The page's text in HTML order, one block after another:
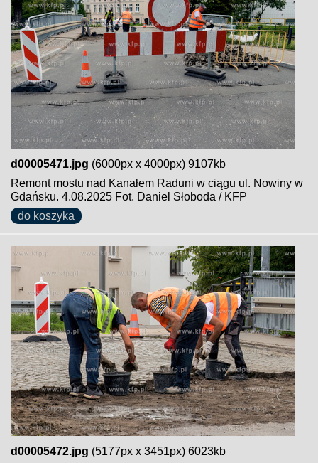
d00005471.jpg (6000px x 4000px) 9107kb
Remont mostu nad Kanałem Raduni w ciągu ul. Nowiny w
Gdańsku. 4.08.2025 Fot. Daniel Słoboda / KFP
do koszyka
d00005472.jpg (5177px x 3451px) 6023kb